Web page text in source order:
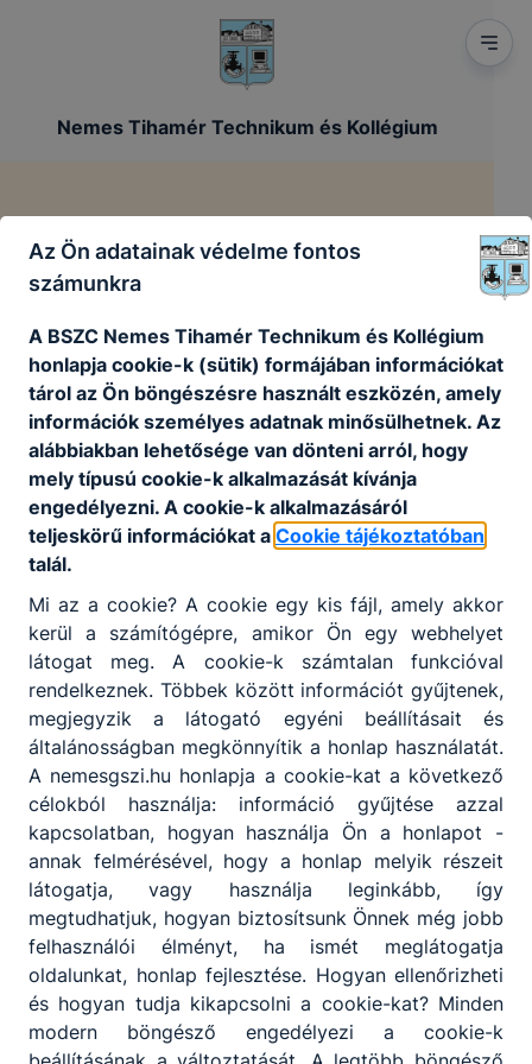
Nemes Tihamér Technikum és Kollégium
Partnereink
Az Ön adatainak védelme fontos
számunkra
A BSZC Nemes Tihamér Technikum és Kollégium
honlapja cookie-k (sütik) formájában információkat
tárol az Ön böngészésre használt eszközén, amely
információk személyes adatnak minősülhetnek. Az
alábbiakban lehetősége van dönteni arról, hogy
mely típusú cookie-k alkalmazását kívánja
engedélyezni. A cookie-k alkalmazásáról
teljeskörű információkat a Cookie tájékoztatóban
talál.
Mi az a cookie? A cookie egy kis fájl, amely akkor
kerül a számítógépre, amikor Ön egy webhelyet
látogat meg. A cookie-k számtalan funkcióval
rendelkeznek. Többek között információt gyűjtenek,
megjegyzik a látogató egyéni beállításait és
általánosságban megkönnyítik a honlap használatát.
A nemesgszi.hu honlapja a cookie-kat a következő
célokból használja: információ gyűjtése azzal
kapcsolatban, hogyan használja Ön a honlapot -
annak felmérésével, hogy a honlap melyik részeit
látogatja, vagy használja leginkább, így
megtudhatjuk, hogyan biztosítsunk Önnek még jobb
felhasználói élményt, ha ismét meglátogatja
oldalunkat, honlap fejlesztése. Hogyan ellenőrizheti
és hogyan tudja kikapcsolni a cookie-kat? Minden
modern böngésző engedélyezi a cookie-k